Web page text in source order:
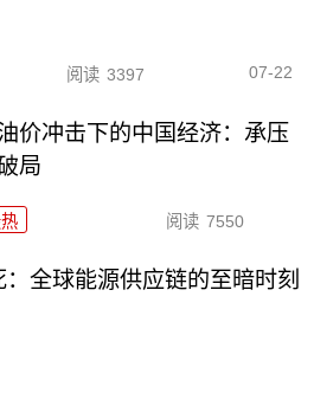
阅读 3397 07-22
价冲击下的中国经济：承压
局
阅读 7550
全球能源供应链的至暗时刻